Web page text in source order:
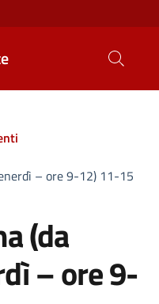
– ore 9-12) 11-15
(da
– ore 9-